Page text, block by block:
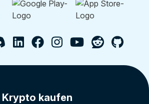
Krypto kaufen